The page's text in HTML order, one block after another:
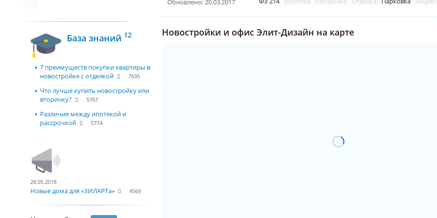
База знаний 12
7 преимуществ покупки квартиры в
новостройке с отделкой
7695
Что лучше купить новостройку или
вторичку?
5767
Различия между ипотекой и
рассрочкой
5774
28.05.2018
Новые дома для «ЗИЛАРТа» 4569
Обновлено: 20.03.2017
Новостройки и офис Элит-Дизайн на карте